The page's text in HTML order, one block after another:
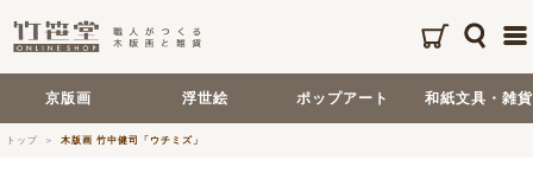
京版画 浮世絵 ポップアート 和紙文具・雑貨
トップ 木版画 竹中健司「ウチミズ」